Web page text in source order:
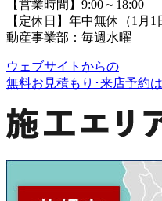
【営業時間】9:00～18:00
【定休日】年中無休（1月1
動産事業部：毎週水曜
ウェブサイトからの
無料お見積もり･来店予約